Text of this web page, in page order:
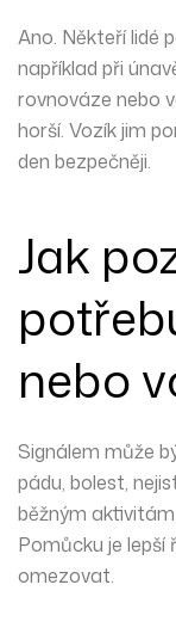
Ano. Někteří lidé
například při
rovnováze nebo
horší. Vozík jim
den bezpečněji.
Jak
nebo
Signálem může
pádu, bolest,
běžným
Pomůcku je lepší
omezovat.